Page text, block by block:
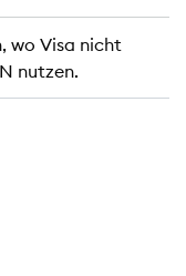
wo Visa nicht
nutzen.